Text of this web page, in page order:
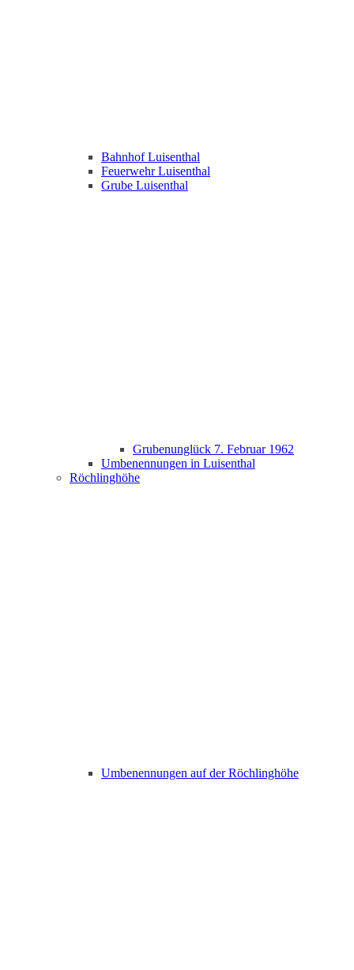
Bahnhof Luisenthal
Feuerwehr Luisenthal
Grube Luisenthal
Grubenunglück 7. Februar 1962
Umbenennungen in Luisenthal
Röchlinghöhe
Umbenennungen auf der Röchlinghöhe